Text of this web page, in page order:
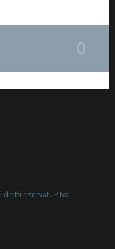
0
riservati. P.Iva: